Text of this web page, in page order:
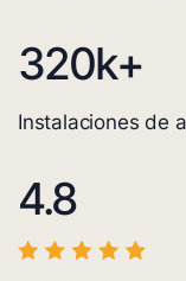
320k+
Instalaciones de
4.8